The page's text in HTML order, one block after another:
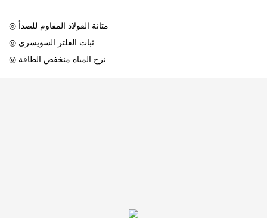
◎ متانة الفولاذ المقاوم للصدأ
◎ ثبات الفلتر السويسري
◎ نزح المياه منخفض الطاقة